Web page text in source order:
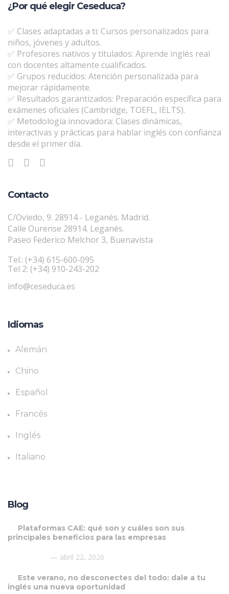
¿Por qué elegir Ceseduca?
✅ Clases adaptadas a ti: Cursos personalizados para
niños, jóvenes y adultos.
✅ Profesores nativos y titulados: Aprende inglés real
con docentes altamente cualificados.
✅ Grupos reducidos: Atención personalizada para
mejorar rápidamente.
✅ Resultados garantizados: Preparación específica para
exámenes oficiales (Cambridge, TOEFL, IELTS).
✅ Metodología innovadora: Clases dinámicas,
interactivas y prácticas para hablar inglés con confianza
desde el primer día.
Contacto
C/Oviedo, 9. 28914 - Leganés. Madrid.
Calle Ourense 28914. Leganés.
Paseo Federico Melchor 3, Buenavista
Tel.: (+34) 615-600-095
Tel 2: (+34) 910-243-202
info@ceseduca.es
Idiomas
Alemán
Chino
Español
Francés
Inglés
Italiano
Blog
Plataformas CAE: qué son y cuáles son sus
principales beneficios para las empresas
abril 22, 2026
Este verano, no desconectes del todo: dale a tu
inglés una nueva oportunidad